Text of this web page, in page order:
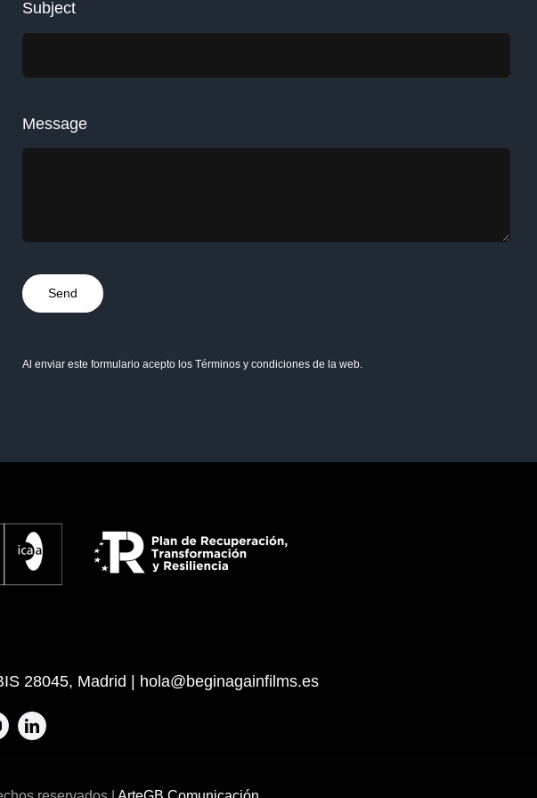
Subject
Message
Send
Al enviar este formulario acepto losTérminos y condiciones de la web.
28045, Madrid | hola@beginagainfilms.es